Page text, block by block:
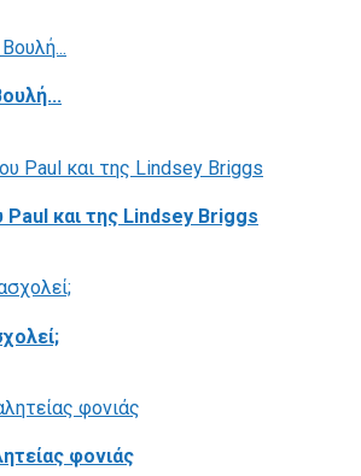
Paul και της Lindsey Briggs
φονιάς